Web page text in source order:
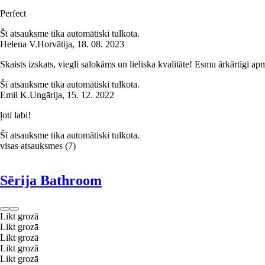
Perfect
Šī atsauksme tika automātiski tulkota.
Helena V.Horvātija, 18. 08. 2023
Skaists izskats, viegli salokāms un lieliska kvalitāte! Esmu ārkārtīgi
Šī atsauksme tika automātiski tulkota.
Emil K.Ungārija, 15. 12. 2022
ļoti labi!
Šī atsauksme tika automātiski tulkota.
visas atsauksmes (7)
Sērija Bathroom
Likt grozā
Likt grozā
Likt grozā
Likt grozā
Likt grozā